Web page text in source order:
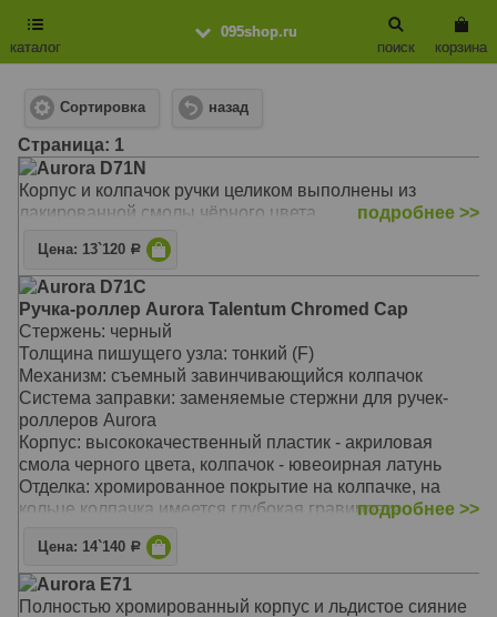
095shop.ru
каталог
корзина
поиск
Сортировка назад
Cтраница: 1
Aurora D71N
Корпус и колпачок ручки целиком выполнены из
лакированной смолы чёрного цвета.
подробнее >>
Цена: 13`120 Р
Aurora D71C
Ручка-роллер Aurora Talentum Chromed Cap
Стержень: черный
Толщина пишущего узла: тонкий (F)
Механизм: съемный завинчивающийся колпачок
Система заправки: заменяемые стержни для ручек-
роллеров Aurora
Корпус: высококачественный пластик - акриловая
смола черного цвета, колпачок - ювеоирная латунь
Отделка: хромированное покрытие на колпачке, на
кольце колпачка имеется глубокая гравировка
логотипа "Aurora" и "ITALY", отдельные элементы
дизайна - зеркальный хром
Размеры: длина ручки 136 мм / 160 мм, толщина ручки
(максимальный диаметр) 15,0 мм
подробнее >>
Цена: 14`140 Р
Aurora E71
Полностью хромированный корпус и льдистое сияние